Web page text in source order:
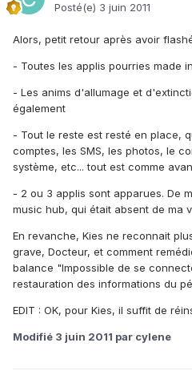
Posté(e) 3 juin 2011
Alors, petit retour après avoir
- Toutes les applis pourries made
- Les anims d'allumage et
également
- Tout le reste est resté en place,
comptes, les SMS, les photos, le
système, etc... tout est comme
- 2 ou 3 applis sont apparues. De
music hub, qui était absent de ma
En revanche, Kies ne reconnait
grave, Docteur, et comment
balance "Impossible de se
restauration des informations du
EDIT : OK, pour Kies, il suffit de
Modifié 3 juin 2011 par cylene